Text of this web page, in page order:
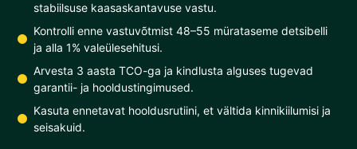
stabiilsuse kaasaskantavuse vastu.
Kontrolli enne vastuvõtmist 48–55 mürataseme detsibelli
ja alla 1% valeülesehitusi.
Arvesta 3 aasta TCO-ga ja kindlusta alguses tugevad
garantii- ja hooldustingimused.
Kasuta ennetavat hooldusrutiini, et vältida kinnikiilumisi ja
seisakuid.